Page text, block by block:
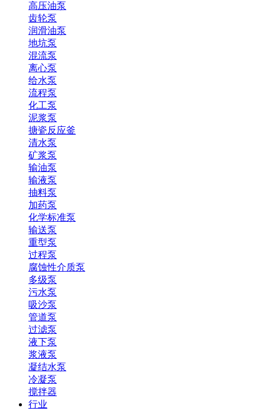
高压油泵
齿轮泵
润滑油泵
地坑泵
混流泵
离心泵
给水泵
流程泵
化工泵
泥浆泵
搪瓷反应釜
清水泵
矿浆泵
输油泵
输液泵
抽料泵
加药泵
化学标准泵
输送泵
重型泵
过程泵
腐蚀性介质泵
多级泵
污水泵
吸沙泵
管道泵
过滤泵
液下泵
浆液泵
凝结水泵
冷凝泵
搅拌器
行业